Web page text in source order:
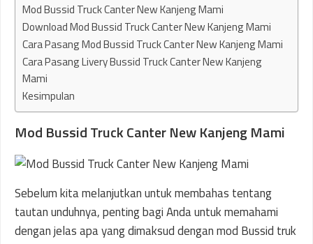
Mod Bussid Truck Canter New Kanjeng Mami
Download Mod Bussid Truck Canter New Kanjeng Mami
Cara Pasang Mod Bussid Truck Canter New Kanjeng Mami
Cara Pasang Livery Bussid Truck Canter New Kanjeng
Mami
Kesimpulan
Mod Bussid Truck Canter New Kanjeng Mami
Sebelum kita melanjutkan untuk membahas tentang
tautan unduhnya, penting bagi Anda untuk memahami
dengan jelas apa yang dimaksud dengan mod Bussid truk